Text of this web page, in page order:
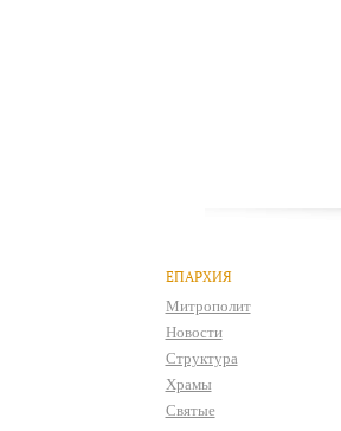
ЕПАРХИЯ
Митрополит
Новости
Структура
Храмы
Святые